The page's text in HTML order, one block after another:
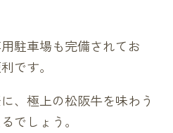
駐車場も完備されてお
です。
、極上の松阪牛を味わう
でしょう。